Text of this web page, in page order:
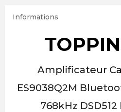
Informations
Amplificateur
ES9038Q2M
768kHz